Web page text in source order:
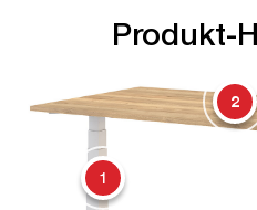
Produkt-
1
2